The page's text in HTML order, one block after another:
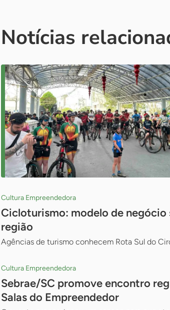
Notícias
Cultura Empreendedora
Cicloturismo: modelo de
região
Agências de turismo conhecem Rota Sul do
Cultura Empreendedora
Sebrae/SC promove encontro
Salas do Empreendedor